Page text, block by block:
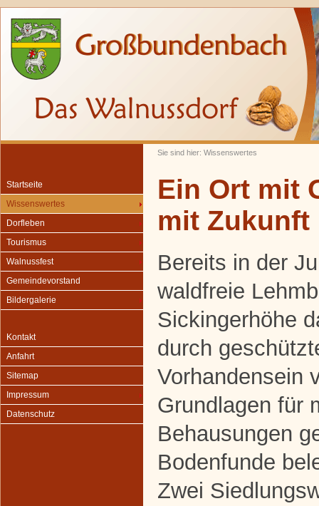
Sie sind hier: Wissenswertes
Startseite
Wissenswertes
Dorfleben
Tourismus
Walnussfest
Gemeindevorstand
Bildergalerie
Kontakt
Anfahrt
Sitemap
Impressum
Datenschutz
Ein Ort mit
mit Zukunft
Bereits in der
waldfreie
Sickingerhöhe
durch
Vorhandensein
Grundlagen für
Behausungen
Bodenfunde
Zwei